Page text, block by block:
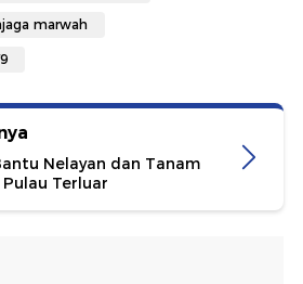
marwah
Nelayan dan Tanam
Terluar